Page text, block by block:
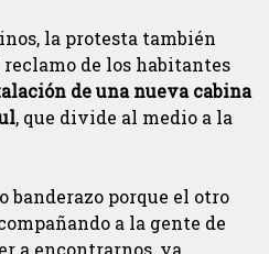
la protesta también
de los habitantes
de una nueva cabina
, que divide al medio a la
banderazo porque el otro
a la gente de
a encontrarnos, ya